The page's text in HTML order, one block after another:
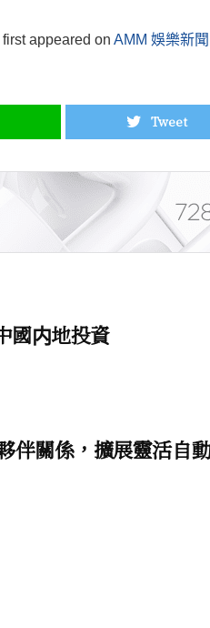
first appeared on AMM 娛樂新聞
Tweet
國内地投資
伴關係，擴展靈活自